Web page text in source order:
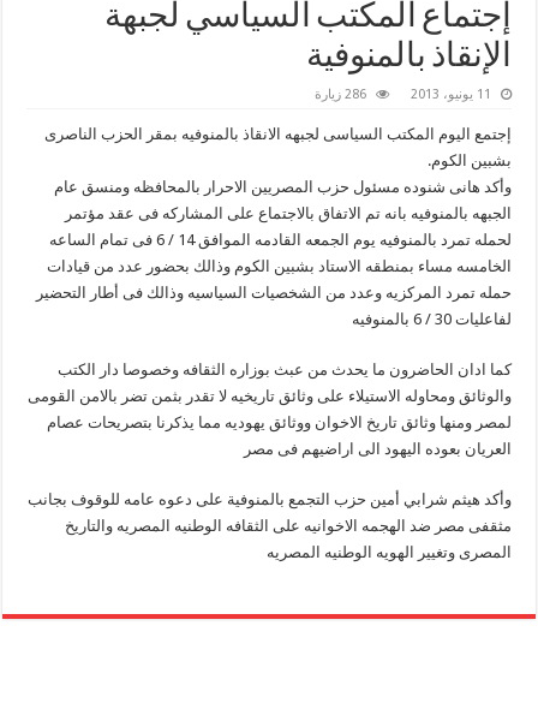
إجتماع المكتب السياسي لجبهة
الإنقاذ بالمنوفية
11 يونيو، 2013 286 زيارة
إجتمع اليوم المكتب السياسى لجبهه الانقاذ بالمنوفيه بمقر الحزب الناصرى
بشبين الكوم.
وأكد هانى شنوده مسئول حزب المصريين الاحرار بالمحافظه ومنسق عام
الجبهه بالمنوفيه بانه تم الاتفاق بالاجتماع على المشاركه فى عقد مؤتمر
لحمله تمرد بالمنوفيه يوم الجمعه القادمه الموافق 14 / 6 فى تمام الساعه
الخامسه مساء بمنطقه الاستاد بشبين الكوم وذالك بحضور عدد من قيادات
حمله تمرد المركزيه وعدد من الشخصيات السياسيه وذالك فى أطار التحضير
لفاعليات 30 / 6 بالمنوفيه
كما ادان الحاضرون ما يحدث من عبث بوزاره الثقافه وخصوصا دار الكتب
والوثائق ومحاوله الاستيلاء على وثائق تاريخيه لا تقدر بثمن تضر بالامن القومى
لمصر ومنها وثائق تاريخ الاخوان ووثائق يهوديه مما يذكرنا بتصريحات عصام
العريان بعوده اليهود الى اراضيهم فى مصر
وأكد هيثم شرابي أمين حزب التجمع بالمنوفية على دعوه عامه للوقوف بجانب
مثقفى مصر ضد الهجمه الاخوانيه على الثقافه الوطنيه المصريه والتاريخ
المصرى وتغيير الهويه الوطنيه المصريه